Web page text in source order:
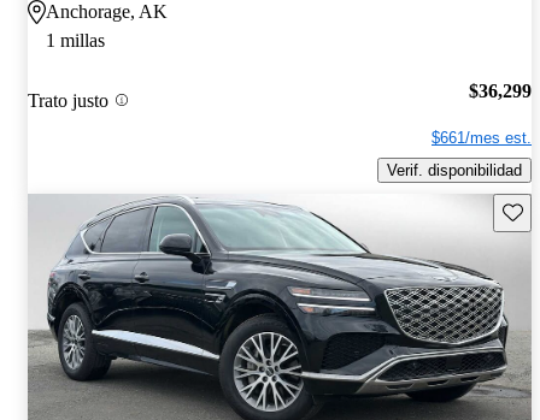
Anchorage, AK
1 millas
Trato justo $36,299
$661/mes est.
Verif. disponibilidad